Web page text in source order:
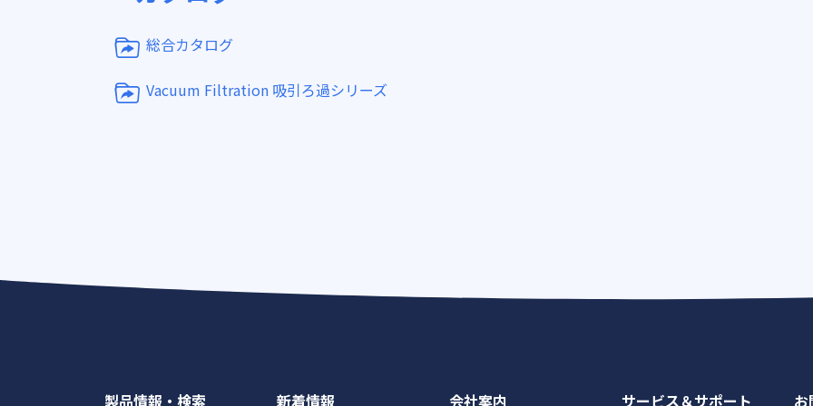
総合カタログ
Vacuum Filtration 吸引ろ過シリーズ
製品情報・検索 新着情報 会社案内 サービス＆サポート